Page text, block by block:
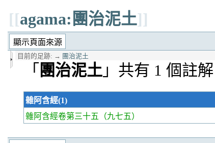
[[agama:團治泥土]]
目前的足跡: → 團治泥土
「 團治泥土 」共有 1 個註解
雜阿含經(1)
雜阿含經卷第三十五
（九七五）